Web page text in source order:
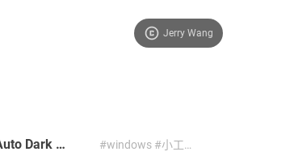
Jerry Wang
自动开关深色模式 夜间使用电脑不再刺眼 | Windows 10 Auto Dark Mode #windows #小工具 #开源 #电脑 #软件